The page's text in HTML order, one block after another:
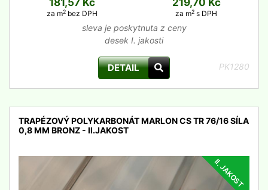
181,57 Kč
za m2bez DPH
219,70 Kč
za m2 s DPH
sleva je poskytnuta z ceny
desek I. jakosti
DETAIL PK1280
TRAPÉZOVÝ POLYKARBONÁT MARLON CS TR 76/16 SÍLA
0,8 MM BRONZ - II.JAKOST
II. JAKOST